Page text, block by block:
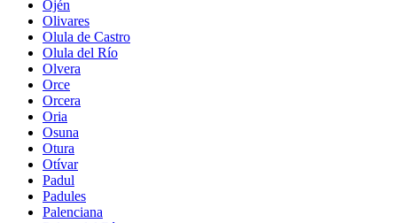
Ojén
Olivares
Olula de Castro
Olula del Río
Olvera
Orce
Orcera
Oria
Osuna
Otura
Otívar
Padul
Padules
Palenciana